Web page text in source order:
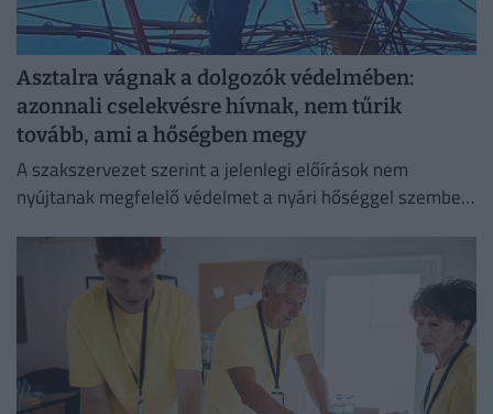
Asztalra vágnak a dolgozók védelmében:
azonnali cselekvésre hívnak, nem tűrik
tovább, ami a hőségben megy
A szakszervezet szerint a jelenlegi előírások nem
nyújtanak megfelelő védelmet a nyári hőséggel szemben,
védelmében.